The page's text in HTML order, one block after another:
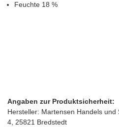
Feuchte 18 %
Angaben zur Produktsicherheit:
Hersteller: Martensen Handels und
4, 25821 Bredstedt